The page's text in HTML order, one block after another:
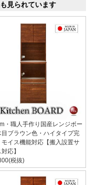
見られています
・職人手作り国産レンジボー
目ブラウン色・ハイタイプ完
モイス機能対応【搬入設置サ
応】
税抜)